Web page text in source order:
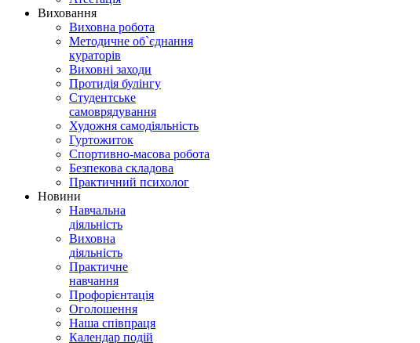
Виховання
Виховна робота
Методичне об`єднання
кураторів
Виховні заходи
Протидія булінгу
Студентське
самоврядування
Художня самодіяльність
Гуртожиток
Спортивно-масова робота
Безпекова складова
Практичний психолог
Новини
Навчальна
діяльність
Виховна
діяльність
Практичне
навчання
Профорієнтація
Оголошення
Наша співпраця
Календар подій